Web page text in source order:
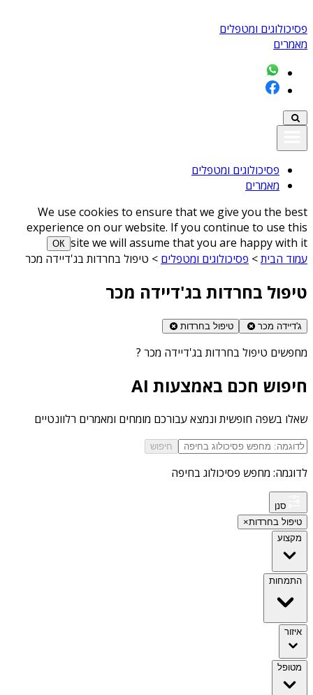
פסיכולוגים ומטפלים
מאמרים
פסיכולוגים ומטפלים
מאמרים
We use cookies to ensure that we give you the best
experience on our website. If you continue to use this
site we will assume that you are happy with it
ОК
עמוד הבית> פסיכולוגים ומטפלים > טיפול בחרדות בג'דיידה מכר
טיפול בחרדות בג'דיידה מכר
ג'דיידה מכר טיפול בחרדות
מחפשים טיפול בחרדות בג'דיידה מכר ?
חיפוש חכם באמצעות AI
שאלו בשפה חופשית ונמצא עבורכם מומחים ומאמרים רלוונטיים
חיפוש
לדוגמה: מחפש פסיכולוג בחיפה
סנן
טיפול בחרדות×
מקצוע
התמחות
איזור
מטופל